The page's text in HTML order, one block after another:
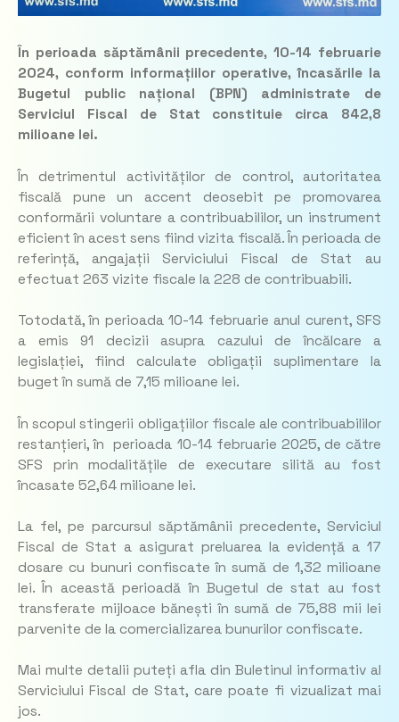
În perioada săptămânii precedente, 10-14 februarie
2024, conform informațiilor operative, încasările la
Bugetul public național (BPN) administrate de
Serviciul Fiscal de Stat constituie circa 842,8
milioane lei.
În detrimentul activităților de control, autoritatea
fiscală pune un accent deosebit pe promovarea
conformării voluntare a contribuabililor, un instrument
eficient în acest sens fiind vizita fiscală. În perioada de
referință, angajații Serviciului Fiscal de Stat au
efectuat 263 vizite fiscale la 228 de contribuabili.
Totodată, în perioada 10-14 februarie anul curent, SFS
a emis 91 decizii asupra cazului de încălcare a
legislației, fiind calculate obligații suplimentare la
buget în sumă de 7,15 milioane lei.
În scopul stingerii obligațiilor fiscale ale contribuabililor
restanțieri, în perioada 10-14 februarie 2025, de către
SFS prin modalitățile de executare silită au fost
încasate 52,64 milioane lei.
La fel, pe parcursul săptămânii precedente, Serviciul
Fiscal de Stat a asigurat preluarea la evidență a 17
dosare cu bunuri confiscate în sumă de 1,32 milioane
lei. În această perioadă în Bugetul de stat au fost
transferate mijloace bănești în sumă de 75,88 mii lei
parvenite de la comercializarea bunurilor confiscate.
Mai multe detalii puteți afla din Buletinul informativ al
Serviciului Fiscal de Stat, care poate fi vizualizat mai
jos.